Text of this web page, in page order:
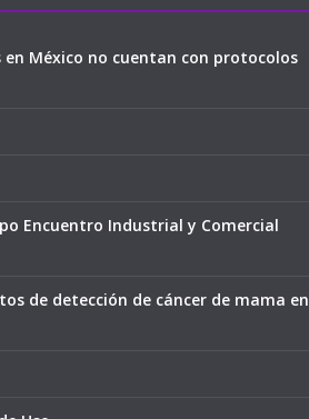
en México no cuentan con protocolos
Encuentro Industrial y Comercial
de detección de cáncer de mama en